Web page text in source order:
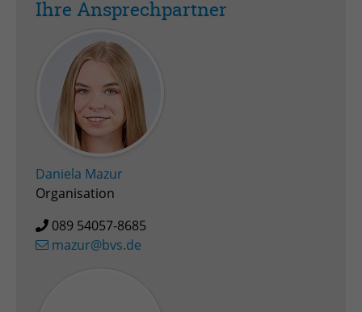
Ihre Ansprechpartner
Daniela Mazur
Organisation
089 54057-8685
mazur@bvs.de
Anbieter TYPO3
Laufzeit Session
Zweck Admin-Login Redaktionssystem
Name
Anbieter PHP